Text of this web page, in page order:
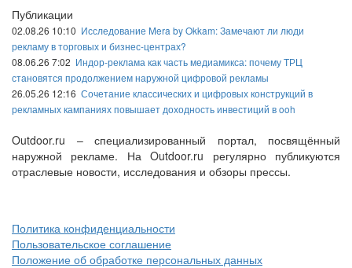
Публикации
02.08.26 10:10 Исследование Mera by Okkam: Замечают ли люди
рекламу в торговых и бизнес-центрах?
08.06.26 7:02 Индор-реклама как часть медиамикса: почему ТРЦ
становятся продолжением наружной цифровой рекламы
26.05.26 12:16 Сочетание классических и цифровых конструкций в
рекламных кампаниях повышает доходность инвестиций в ooh
Outdoor.ru – специализированный портал, посвящённый
наружной рекламе. На Outdoor.ru регулярно публикуются
отраслевые новости, исследования и обзоры прессы.
Политика конфиденциальности
Пользовательское соглашение
Положение об обработке персональных данных